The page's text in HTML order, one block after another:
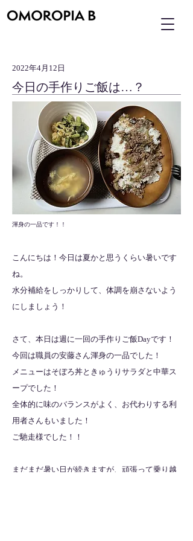
2022年4月12日
今日の手作りご飯は…？
渾身の一品です！！
こんにちは！今日は夏かと思うくらい暑いです
ね。
水分補給をしっかりして、体調を崩さないよう
にしましょう！
さて、本日は週に一回の手作りご飯Dayです！
今回は職員の安藤さん渾身の一品でした！
メニューはそぼろ丼ときゅうりサラダと中華ス
ープでした！
全体的に味のバランスがよく、お代わりする利
用者さんもいました！
ご馳走様でした！！
まだまだ暑い日が続きますが、頑張って乗り越